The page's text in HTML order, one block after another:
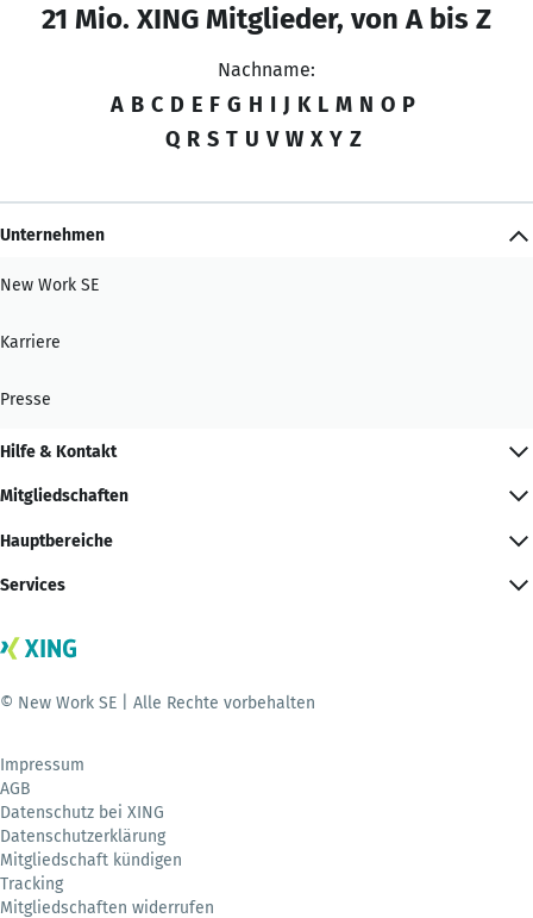
21 Mio. XING Mitglieder, von A bis Z
Nachname:
A B C D E F G H I J K L M N O P
Q R S T U V W X Y Z
Unternehmen
New Work SE
Karriere
Presse
Hilfe & Kontakt
Mitgliedschaften
Hauptbereiche
Services
© New Work SE | Alle Rechte vorbehalten
Impressum
AGB
Datenschutz bei XING
Datenschutzerklärung
Mitgliedschaft kündigen
Tracking
Mitgliedschaften widerrufen